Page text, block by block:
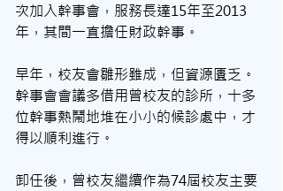
次加入幹事會，服務長達15年至2013
年，其間一直擔任財政幹事。
早年，校友會雛形雖成，但資源匱乏。
幹事會會議多借用曾校友的診所，十多
位幹事熱鬧地堆在小小的候診處中，才
得以順利進行。
卸任後，曾校友繼續作為74屆校友主要